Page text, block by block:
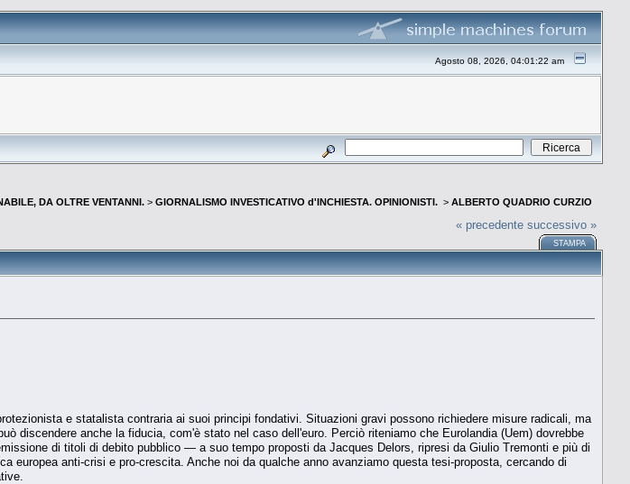
Agosto 08, 2026, 04:01:22 am
DA OLTRE VENTANNI. > GIORNALISMO INVESTICATIVO d'INCHIESTA. OPINIONISTI. > ALBERTO QUADRIO CURZIO
« precedente successivo »
STAMPA
e statalista contraria ai suoi principi fondativi. Situazioni gravi possono richiedere misure radicali, ma
discendere anche la fiducia, com'è stato nel caso dell'euro. Perciò riteniamo che Eurolandia (Uem) dovrebbe
di titoli di debito pubblico — a suo tempo proposti da Jacques Delors, ripresi da Giulio Tremonti e più di
europea anti-crisi e pro-crescita. Anche noi da qualche anno avanziamo questa tesi-proposta, cercando di